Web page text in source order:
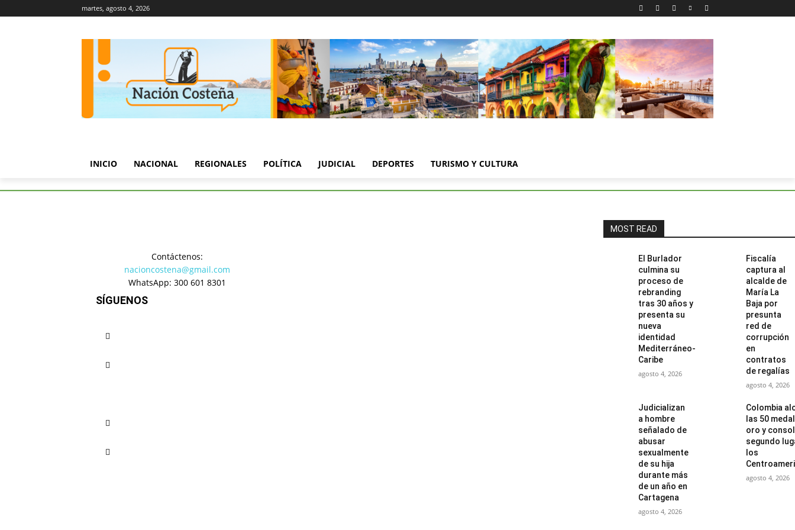
martes, agosto 4, 2026
INICIO NACIONAL REGIONALES POLÍTICA JUDICIAL DEPORTES TURISMO Y CULTURA
MOST READ
El Burlador
culmina su
proceso de
rebranding
tras 30 años y
presenta su
nueva
identidad
Mediterráneo-
Caribe
agosto 4, 2026
Fiscalía
captura al
alcalde de
María La
Baja por
presunta
red de
corrupción
en
contratos
de regalías
agosto 4, 2026
Judicializan
a hombre
señalado de
abusar
sexualmente
de su hija
durante más
de un año en
Cartagena
agosto 4, 2026
Colombia
las 50
oro y
segundo
los
agosto 4, 2026
Contáctenos:
nacioncostena@gmail.com
WhatsApp: 300 601 8301
SÍGUENOS